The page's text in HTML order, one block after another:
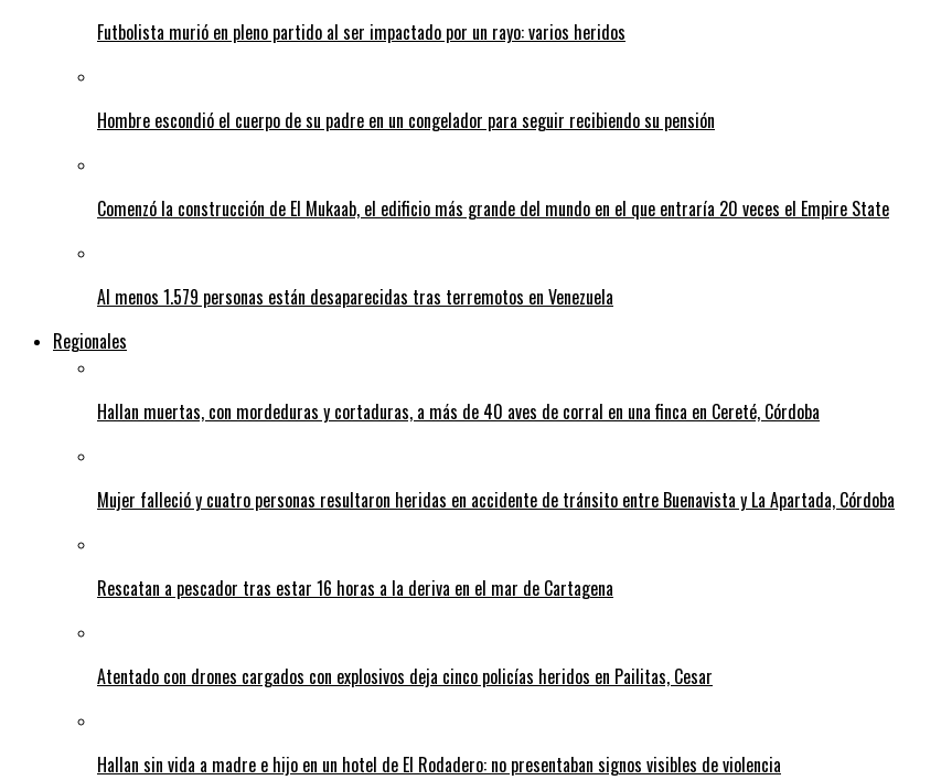
Futbolista murió en pleno partido al ser impactado por un rayo: varios heridos
Hombre escondió el cuerpo de su padre en un congelador para seguir recibiendo su pensión
Comenzó la construcción de El Mukaab, el edificio más grande del mundo en el que entraría 20 veces el Empire State
Al menos 1.579 personas están desaparecidas tras terremotos en Venezuela
Regionales
Hallan muertas, con mordeduras y cortaduras, a más de 40 aves de corral en una finca en Cereté, Córdoba
Mujer falleció y cuatro personas resultaron heridas en accidente de tránsito entre Buenavista y La Apartada, Córdoba
Rescatan a pescador tras estar 16 horas a la deriva en el mar de Cartagena
Atentado con drones cargados con explosivos deja cinco policías heridos en Pailitas, Cesar
Hallan sin vida a madre e hijo en un hotel de El Rodadero: no presentaban signos visibles de violencia